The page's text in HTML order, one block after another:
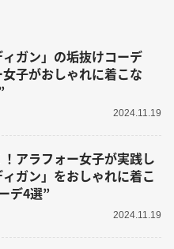
ィガン」の垢抜けコーデ
子がおしゃれに着こな
2024.11.19
アラフォー女子が実践し
ガン」をおしゃれに着こ
デ4選”
2024.11.19